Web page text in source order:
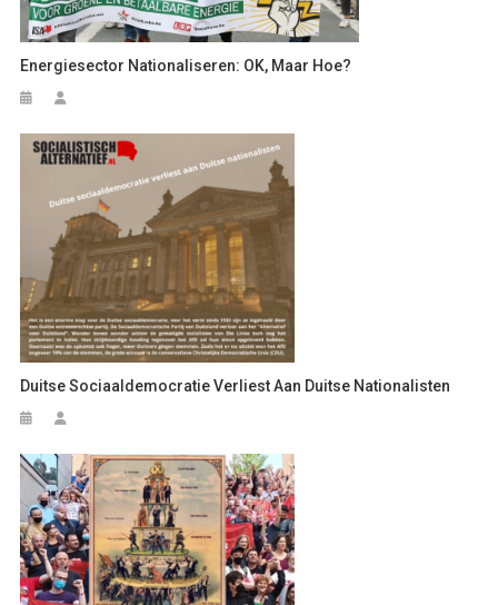
Energiesector Nationaliseren: OK, Maar Hoe?
Duitse Sociaaldemocratie Verliest Aan Duitse Nationalisten